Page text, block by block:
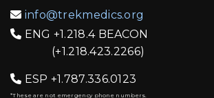
 info@trekmedics.org
 ENG +1.218.4 BEACON
(+1.218.423.2266)
 ESP +1.787.336.0123
*These are not emergency phone numbers.